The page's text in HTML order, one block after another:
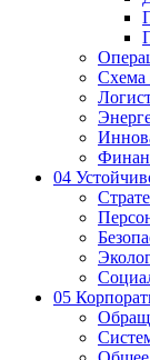
Схема
04
05